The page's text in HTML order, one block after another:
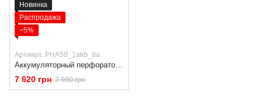
Новинка
Распродажа
−5%
Артикул: PHA50_1akb_8а
Аккумуляторный перфоратор Procraft PHA50 (АКБ 8 Ач 20В, зарядное устройство, кейс)
7 620 грн 7 990 грн